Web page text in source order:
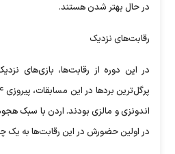
در حال بهتر شدن هستند.
رقابت‌های نزدیک
در این دوره از رقابت‌ها، بازی‌های
اندونزی و مالزی بودند. اردن با سبک
در اولین حضورش در این رقابت‌ها به یک